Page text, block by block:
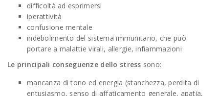
difficoltà ad esprimersi
iperattività
confusione mentale
indebolimento del sistema immunitario, che può
portare a malattie virali, allergie, infiammazioni
Le principali conseguenze dello stress sono:
mancanza di tono ed energia (stanchezza, perdita di
entusiasmo, senso di affaticamento generale, apatia,